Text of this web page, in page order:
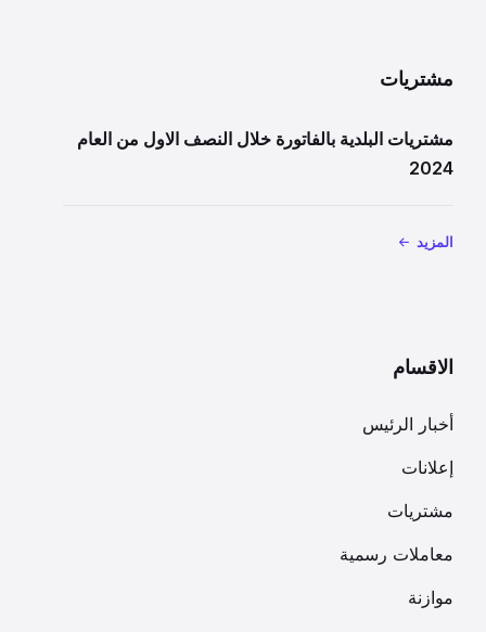
مشتريات
مشتريات البلدية بالفاتورة خلال النصف الاول من العام
2024
المزيد
الاقسام
أخبار الرئيس
إعلانات
مشتريات
معاملات رسمية
موازنة